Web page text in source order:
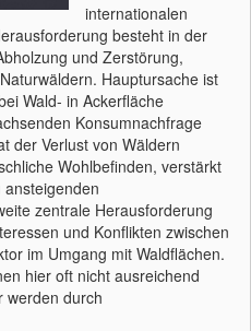
internationalen
besteht in der
und Zerstörung,
Hauptursache ist
Wald- in Ackerfläche
Konsumnachfrage
der Verlust von Wäldern
Wohlbefinden, verstärkt
zentrale Herausforderung
und Konflikten zwischen
im Umgang mit Waldflächen.
hier oft nicht ausreichend
werden durch